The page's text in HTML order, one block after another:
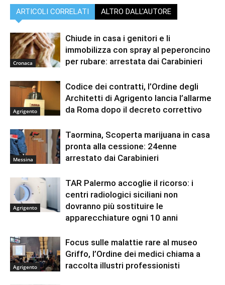
ARTICOLI CORRELATI ALTRO DALL'AUTORE
Cronaca
Chiude in casa i genitori e li
immobilizza con spray al peperoncino
per rubare: arrestata dai Carabinieri
Agrigento
Codice dei contratti, l’Ordine degli
Architetti di Agrigento lancia l’allarme
da Roma dopo il decreto correttivo
Messina
Taormina, Scoperta marijuana in casa
pronta alla cessione: 24enne
arrestato dai Carabinieri
Agrigento
TAR Palermo accoglie il ricorso: i
centri radiologici siciliani non
dovranno più sostituire le
apparecchiature ogni 10 anni
Agrigento
Focus sulle malattie rare al museo
Griffo, l’Ordine dei medici chiama a
raccolta illustri professionisti